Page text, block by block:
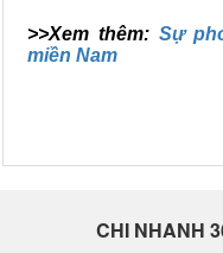
>>Xem thêm: Sự
miền Nam
CHI NHANH